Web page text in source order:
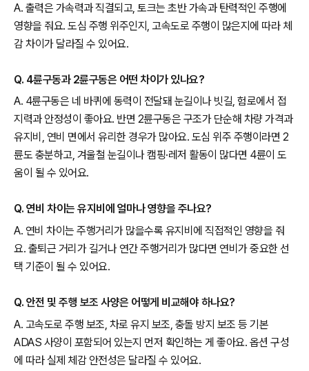
A. 출력은 가속력과 직결되고, 토크는 초반 가속과 탄력적인 주행에
영향을 줘요. 도심 주행 위주인지, 고속도로 주행이 많은지에 따라 체
감 차이가 달라질 수 있어요.
Q. 4륜구동과 2륜구동은 어떤 차이가 있나요?
A. 4륜구동은 네 바퀴에 동력이 전달돼 눈길이나 빗길, 험로에서 접
지력과 안정성이 좋아요. 반면 2륜구동은 구조가 단순해 차량 가격과
유지비, 연비 면에서 유리한 경우가 많아요. 도심 위주 주행이라면 2
륜도 충분하고, 겨울철 눈길이나 캠핑·레저 활동이 많다면 4륜이 도
움이 될 수 있어요.
Q. 연비 차이는 유지비에 얼마나 영향을 주나요?
A. 연비 차이는 주행거리가 많을수록 유지비에 직접적인 영향을 줘
요. 출퇴근 거리가 길거나 연간 주행거리가 많다면 연비가 중요한 선
택 기준이 될 수 있어요.
Q. 안전 및 주행 보조 사양은 어떻게 비교해야 하나요?
A. 고속도로 주행 보조, 차로 유지 보조, 충돌 방지 보조 등 기본
ADAS 사양이 포함되어 있는지 먼저 확인하는 게 좋아요. 옵션 구성
에 따라 실제 체감 안전성은 달라질 수 있어요.